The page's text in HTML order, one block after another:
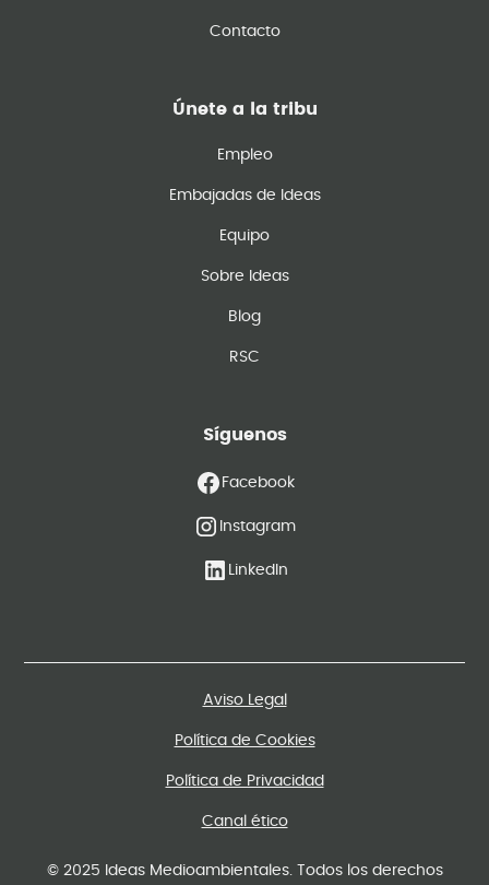
Contacto
Únete a la tribu
Empleo
Embajadas de Ideas
Equipo
Sobre Ideas
Blog
RSC
Síguenos
Facebook
Instagram
LinkedIn
© 2025 Ideas Medioambientales. Todos los derechos
Aviso Legal
Política de Cookies
Política de Privacidad
Canal ético